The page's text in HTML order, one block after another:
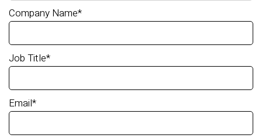
Company Name*
Job Title*
Email*